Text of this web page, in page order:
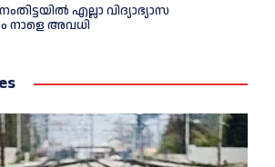
എല്ലാ വിദ്യാഭ്യാസ
നാളെ അവധി